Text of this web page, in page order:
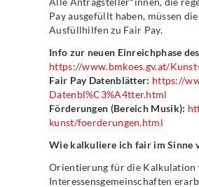
Pay ausgefüllt haben, müssen
Ausfüllhilfen zu Fair Pay.
Info zur neuen Einreichphase
https://www.bmkoes.gv.at/
Fair Pay Datenblätter: https://
Datenbl%C3%A4tter.html
Förderungen (Bereich Musik):
kunst/foerderungen.html
Wie kalkuliere ich fair im Sinne
Orientierung für die Kalkulation
Interessensgemeinschaften